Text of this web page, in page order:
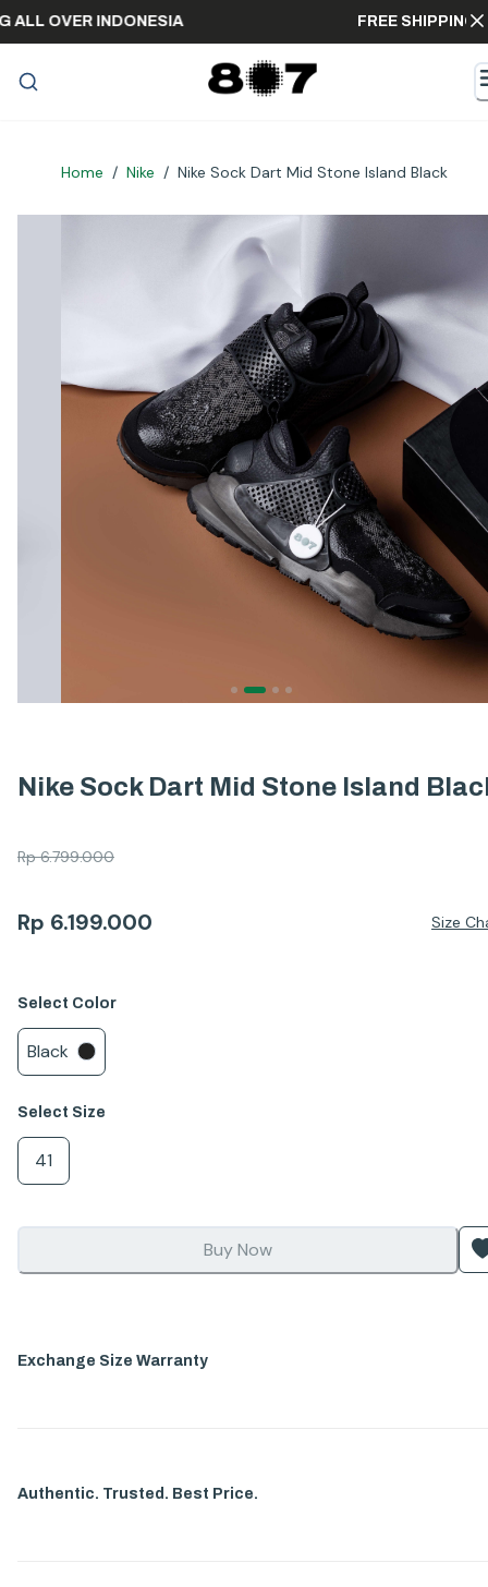
ALL OVER INDONESIA FREE
Home / Nike / Nike Sock Dart Mid Stone Island Black
Nike Sock Dart Mid Stone Island
Rp6.799.000
Rp 6.199.000 Size
Select Color
Black
Select Size
41
Buy Now
Exchange Size Warranty
Authentic. Trusted. Best Price.